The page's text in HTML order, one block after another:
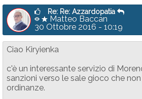
Re: Re: Azzardopatia
Matteo Baccan
30 Ottobre 2016 - 10:19
Ciao Kiryienka
c'è un interessante servizio di
sanzioni verso le sale gioco che
ordinanze.